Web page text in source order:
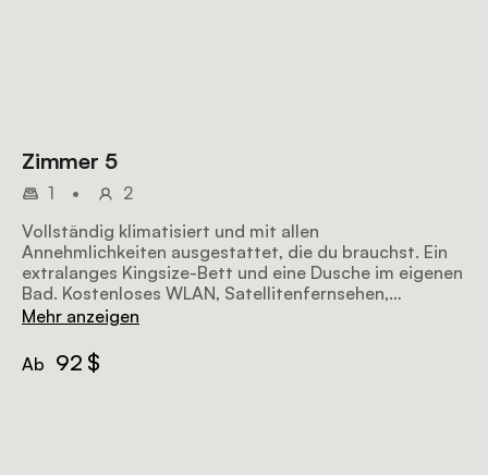
Zimmer 5
1 •
2
Vollständig klimatisiert und mit allen
Annehmlichkeiten ausgestattet, die du brauchst. Ein
extralanges Kingsize-Bett und eine Dusche im eigenen
Bad. Kostenloses WLAN, Satellitenfernsehen,
Kühlschrank, Tee-/Kaffeezubehör und Frühstück sind
Mehr anzeigen
Ab 92 $